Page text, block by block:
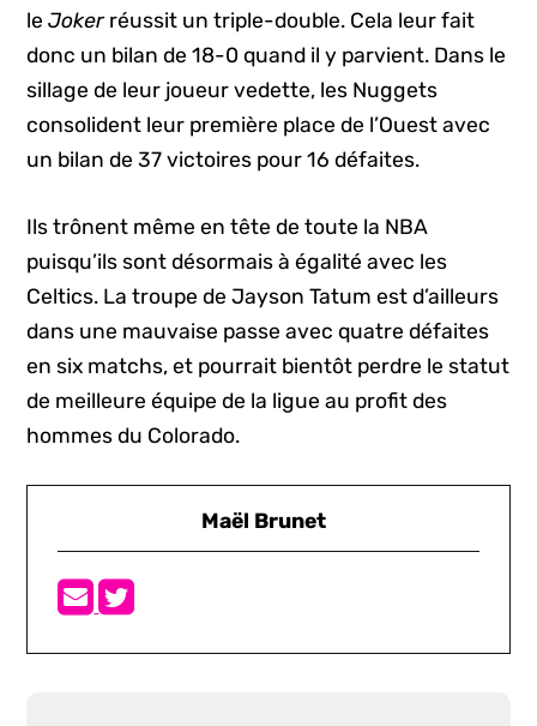
leJokerréussit un triple-double. Cela leur fait
donc un bilan de 18-0 quand il y parvient. Dans le
sillage de leur joueur vedette, les Nuggets
consolident leur première place de l’Ouest avec
un bilan de 37 victoires pour 16 défaites.
Ils trônent même en tête de toute la NBA
puisqu’ils sont désormais à égalité avec les
Celtics. La troupe de Jayson Tatum est d’ailleurs
dans une mauvaise passe avec quatre défaites
en six matchs, et pourrait bientôt perdre le statut
de meilleure équipe de la ligue au profit des
hommes du Colorado.
Maël Brunet